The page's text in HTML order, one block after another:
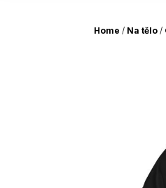
Home / Na tělo /